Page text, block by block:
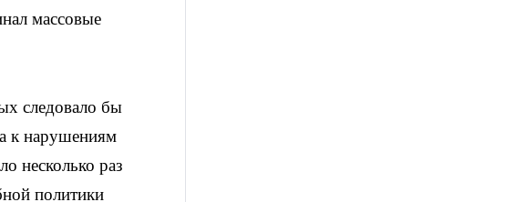
массовые
следовало бы
к нарушениям
несколько раз
политики